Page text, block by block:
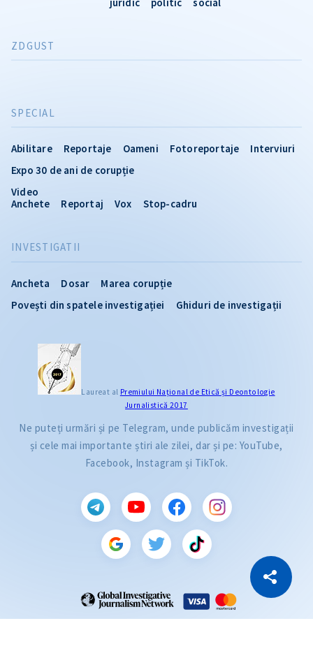
Copiază Link
INVESTIGATII
Ancheta Dosar
Marea corupție
Povești din spatele investigației
Ghiduri de investigații
SPECIAL
Abilitare Reportaje Oameni Fotoreportaje
Interviuri
Expo 30 de ani de corupție
Video
Anchete
Reportaj Vox Stop-cadru
juridic
politic social
ZDGUST
Laureat al Premiului Naţional de Etică și Deontologie
Jurnalistică 2017
Ne puteți urmări și pe Telegram, unde publicăm investigații
și cele mai importante știri ale zilei, dar și pe: YouTube,
Facebook, Instagram și TikTok.